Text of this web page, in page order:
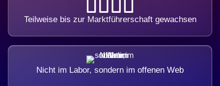
Teilweise bis zur Marktführerschaft gewachsen
Nicht im Labor, sondern im offenen Web